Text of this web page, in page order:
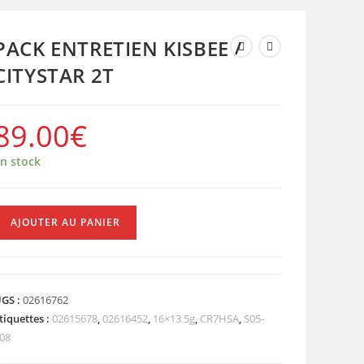
ENTRETIEN KISBEE /
2T
€
stock
AJOUTER AU PANIER
:02616762
:02615678,02616452, 16×13 5g, CR7HSA, S05-